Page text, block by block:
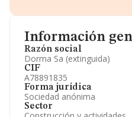
Información
Razón social
Dorma Sa (extinguida)
CIF
A78891835
Forma jurídica
Sociedad anónima
Sector
Información oficial y